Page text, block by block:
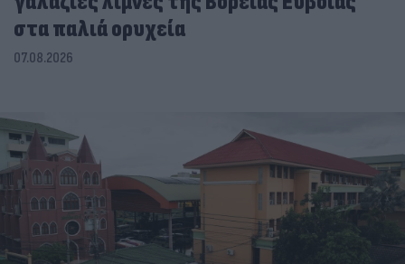
στα παλιά ορυχεία
07.08.2026